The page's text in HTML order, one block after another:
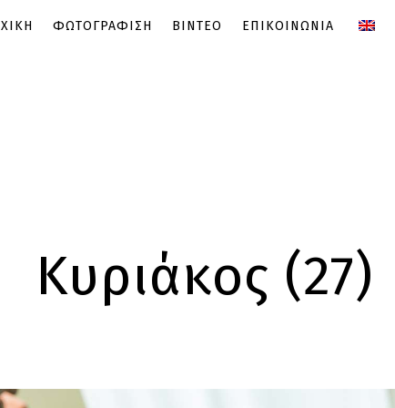
ΦΩΤΟΓΡΑΦΙΣΗ ΒΙΝΤΕΟ ΕΠΙΚΟΙΝΩΝΙΑ
Κυριάκος (27)